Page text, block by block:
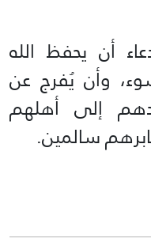
أن يحفظ الله
وأن يُفرج عن
إلى أهلهم
سالمين.